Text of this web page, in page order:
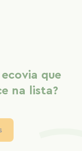
que
na lista?